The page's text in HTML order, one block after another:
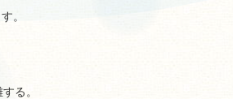
。
る。